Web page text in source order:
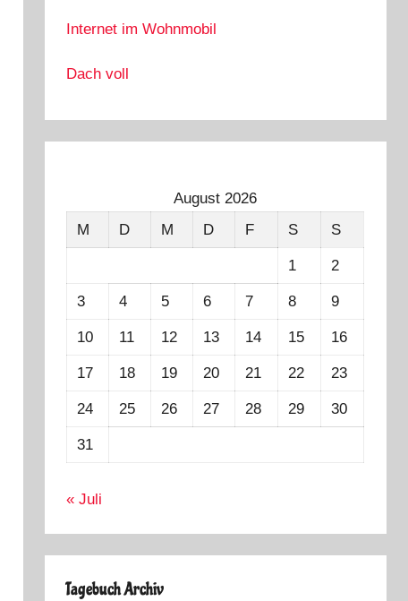
Internet im Wohnmobil
Dach voll
August 2026
M
D M D F S S
1 2
3 4 5 6 7 8 9
10 11 12 13 14 15 16
17 18 19 20 21 22 23
24 25 26 27 28 29 30
31
« Juli
Tagebuch Archiv